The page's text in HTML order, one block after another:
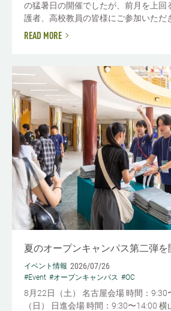
の猛暑日の開催でしたが、前月を上回
護者、高校教員の皆様にご参加いただ
READ MORE
夏のオープンキャンパス第二弾を
イベント情報 2026/07/26
#Event #オープンキャンパス #OC
8月22日（土） 名古屋会場 時間：9:30
（日） 日進会場 時間：9:30〜14:00